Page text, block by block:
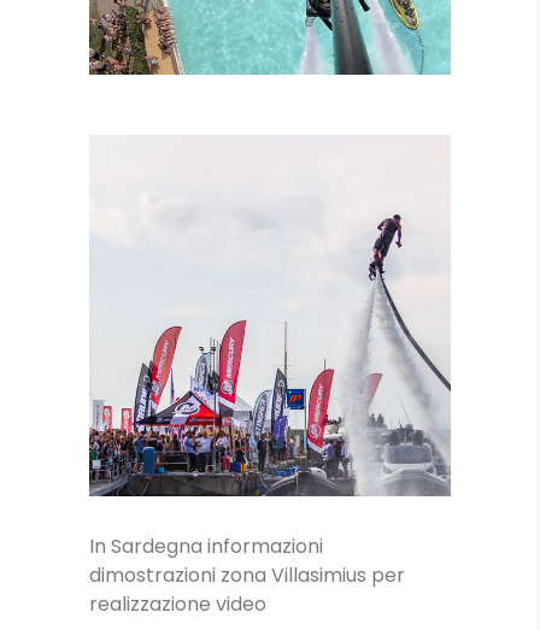
LEZIONI
In Sardegna informazioni
dimostrazioni zona Villasimius per
realizzazione video